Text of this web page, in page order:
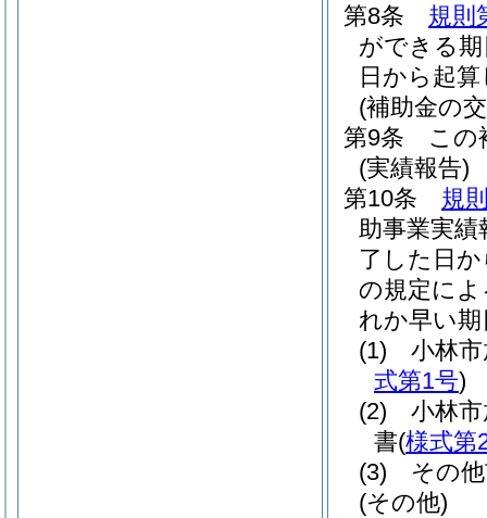
第8条
規則
ができる
日から起
(補助金の
第9条
この
(実績報告)
第10条
規
助事業実
了した日
の規定に
れか早い
(1)
小林
式第1号)
(2)
小林
書(様式第
(3)
その
(その他)